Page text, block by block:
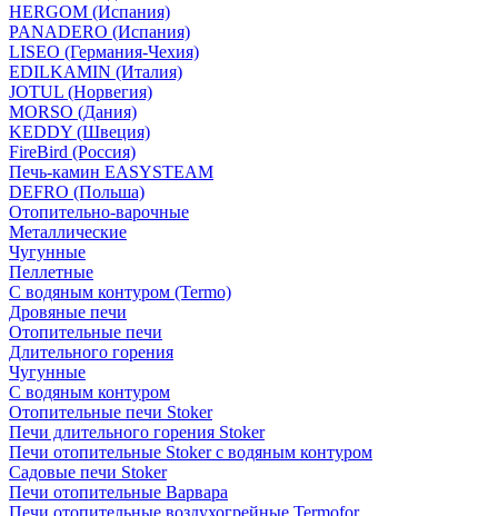
HERGOM (Испания)
PANADERO (Испания)
LISEO (Германия-Чехия)
EDILKAMIN (Италия)
JOTUL (Норвегия)
MORSO (Дания)
KEDDY (Швеция)
FireBird (Россия)
Печь-камин EASYSTEAM
DEFRO (Польша)
Отопительно-варочные
Металлические
Чугунные
Пеллетные
С водяным контуром (Termo)
Дровяные печи
Отопительные печи
Длительного горения
Чугунные
C водяным контуром
Отопительные печи Stoker
Печи длительного горения Stoker
Печи отопительные Stoker с водяным контуром
Садовые печи Stoker
Печи отопительные Варвара
Печи отопительные воздухогрейные Termofor